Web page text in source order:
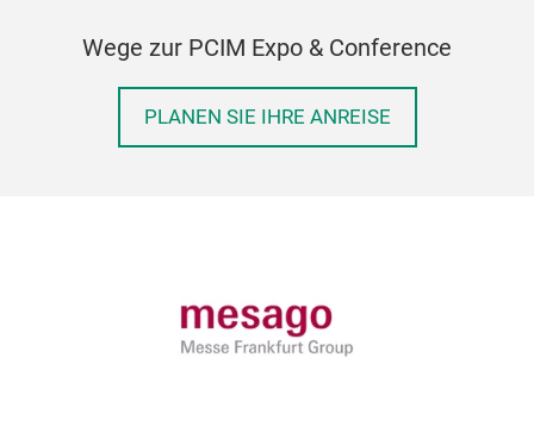
Wege zur PCIM Expo & Conference
PLANEN SIE IHRE ANREISE